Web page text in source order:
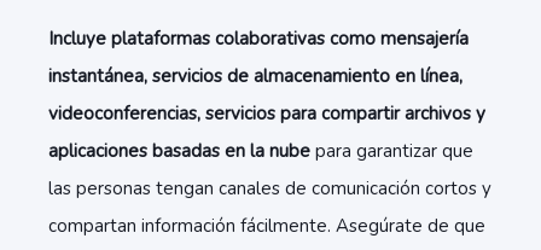
Incluye plataformas colaborativas como mensajería
instantánea, servicios de almacenamiento en línea,
videoconferencias, servicios para compartir archivos y
aplicaciones basadas en la nube para garantizar que
las personas tengan canales de comunicación cortos y
compartan información fácilmente. Asegúrate de que